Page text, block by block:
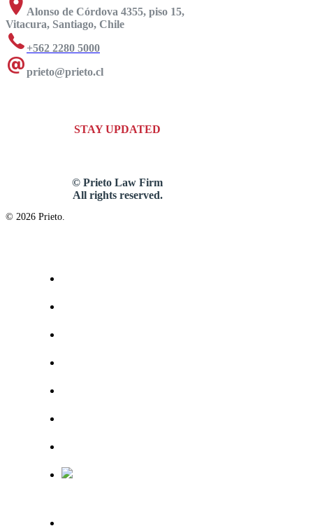
Alonso de Córdova 4355, piso 15,
Vitacura, Santiago, Chile
+562 2280 5000
prieto@prieto.cl
STAY UPDATED
© Prieto Law Firm
All rights reserved.
© 2026 Prieto.